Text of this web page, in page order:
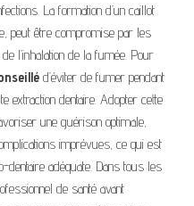
La formation d’un caillot
peut être compromise par les
l’inhalation de la fumée. Pour
d’éviter de fumer pendant
extraction dentaire. Adopter cette
une guérison optimale,
imprévues, ce qui est
adéquate. Dans tous les
de santé avant